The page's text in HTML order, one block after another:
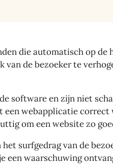
die automatisch op de
van de bezoeker te
software en zijn niet
een webapplicatie
om een website zo
surfgedrag van de
een waarschuwing